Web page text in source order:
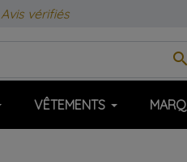
Avis vérifiés
search
VÊTEMENTS